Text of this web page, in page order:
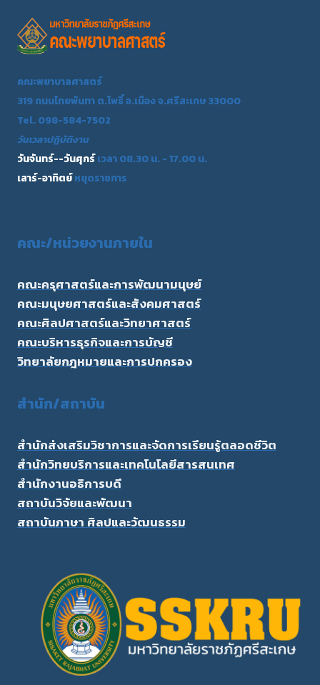
คณะพยาบาลศาสตร์
319 ถนนไทยพันทา ต.โพธิ์ อ.เมือง จ.ศรีสะเกษ 33000
Tel. 098-584-7502
วันเวลาปฏิบัติงาน
วันจันทร์--วันศุกร์เวลา 08.30 น. - 17.00 น.
เสาร์-อาทิตย์หยุดราชการ
คณะ/หน่วยงานภายใน
คณะครุศาสตร์และการพัฒนามนุษย์
คณะมนุษยศาสตร์และสังคมศาสตร์
คณะศิลปศาสตร์และวิทยาศาสตร์
คณะบริหารธุรกิจและการบัญชี
วิทยาลัยกฎหมายและการปกครอง
สำนัก/สถาบัน
สำนักส่งเสริมวิชาการและจัดการเรียนรู้ตลอดชีวิต
สำนักวิทยบริการและเทคโนโลยีสารสนเทศ
สำนักงานอธิการบดี
สถาบันวิจัยและพัฒนา
สถาบันภาษา ศิลปและวัฒนธรรม